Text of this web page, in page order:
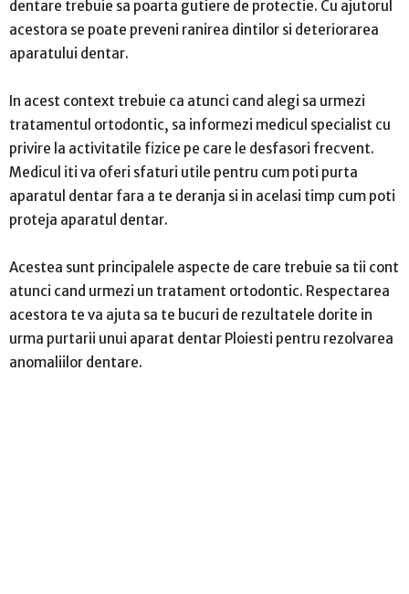
dentare trebuie sa poarta gutiere de protectie. Cu ajutorul
acestora se poate preveni ranirea dintilor si deteriorarea
aparatului dentar.
In acest context trebuie ca atunci cand alegi sa urmezi
tratamentul ortodontic, sa informezi medicul specialist cu
privire la activitatile fizice pe care le desfasori frecvent.
Medicul iti va oferi sfaturi utile pentru cum poti purta
aparatul dentar fara a te deranja si in acelasi timp cum poti
proteja aparatul dentar.
Acestea sunt principalele aspecte de care trebuie sa tii cont
atunci cand urmezi un tratament ortodontic. Respectarea
acestora te va ajuta sa te bucuri de rezultatele dorite in
urma purtarii unui aparat dentar Ploiesti pentru rezolvarea
anomaliilor dentare.